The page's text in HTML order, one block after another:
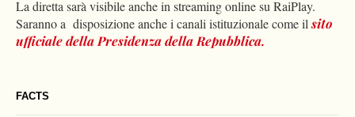
FACTS
La diretta sarà visibile anche in streaming online su RaiPlay.
Saranno a disposizione anche i canali istituzionale come ilsito
ufficiale della Presidenza della Repubblica.